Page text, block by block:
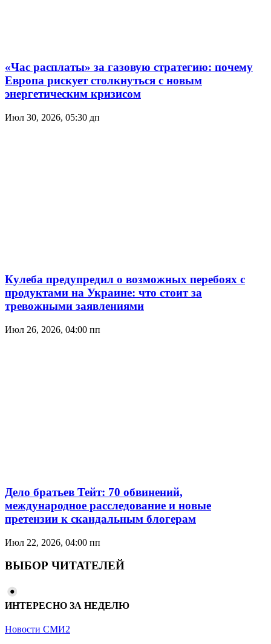
«Час расплаты» за газовую стратегию: почему
Европа рискует столкнуться с новым
энергетическим кризисом
Июл 30, 2026, 05:30 дп
Кулеба предупредил о возможных перебоях с
продуктами на Украине: что стоит за
тревожными заявлениями
Июл 26, 2026, 04:00 пп
Дело братьев Тейт: 70 обвинений,
международное расследование и новые
претензии к скандальным блогерам
Июл 22, 2026, 04:00 пп
ВЫБОР ЧИТАТЕЛЕЙ
ИНТЕРЕСНО ЗА НЕДЕЛЮ
Новости СМИ2